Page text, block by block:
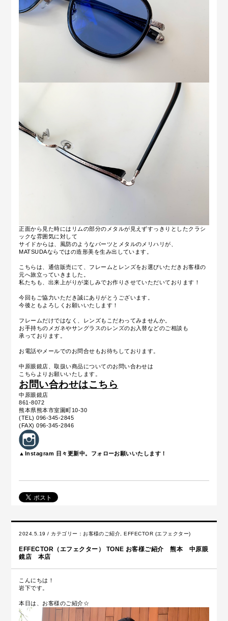
正面から見た時にはリムの部分のメタルが見えずすっきりとしたクラシ
ックな雰囲気に対して
サイドからは、風防のようなパーツとメタルのメリハリが、
MATSUDAならではの造形美を生み出しています。
こちらは、通信販売にて、フレームとレンズをお選びいただきお客様の
元へ旅立っていきました。
私たちも、出来上がりが楽しみでお作りさせていただいております！
今回もご協力いただき誠にありがとうございます。
今後ともよろしくお願いいたします！
フレームだけではなく、レンズもこだわってみませんか。
お手持ちのメガネやサングラスのレンズのお入替などのご相談も
承っております。
お電話やメールでのお問合せもお待ちしております。
中原眼鏡店、取扱い商品についてのお問い合わせは
こちらよりお願いいたします。
お問い合わせはこちら
中原眼鏡店
861-8072
熊本県熊本市室園町10-30
(TEL) 096-345-2845
(FAX) 096-345-2846
▲Instagram 日々更新中。フォローお願いいたします！
2024.5.19 / カテゴリー： お客様のご紹介 ,EFFECTOR (エフェクター)
EFFECTOR（エフェクター） TONE お客様ご紹介 熊本 中原眼
鏡店 本店
こんにちは！
岩下です。
本日は、お客様のご紹介☆